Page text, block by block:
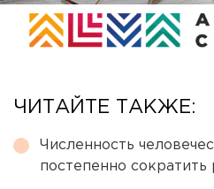
ЧИТАЙТЕ ТАКЖЕ:
Численность
постепенно сократить